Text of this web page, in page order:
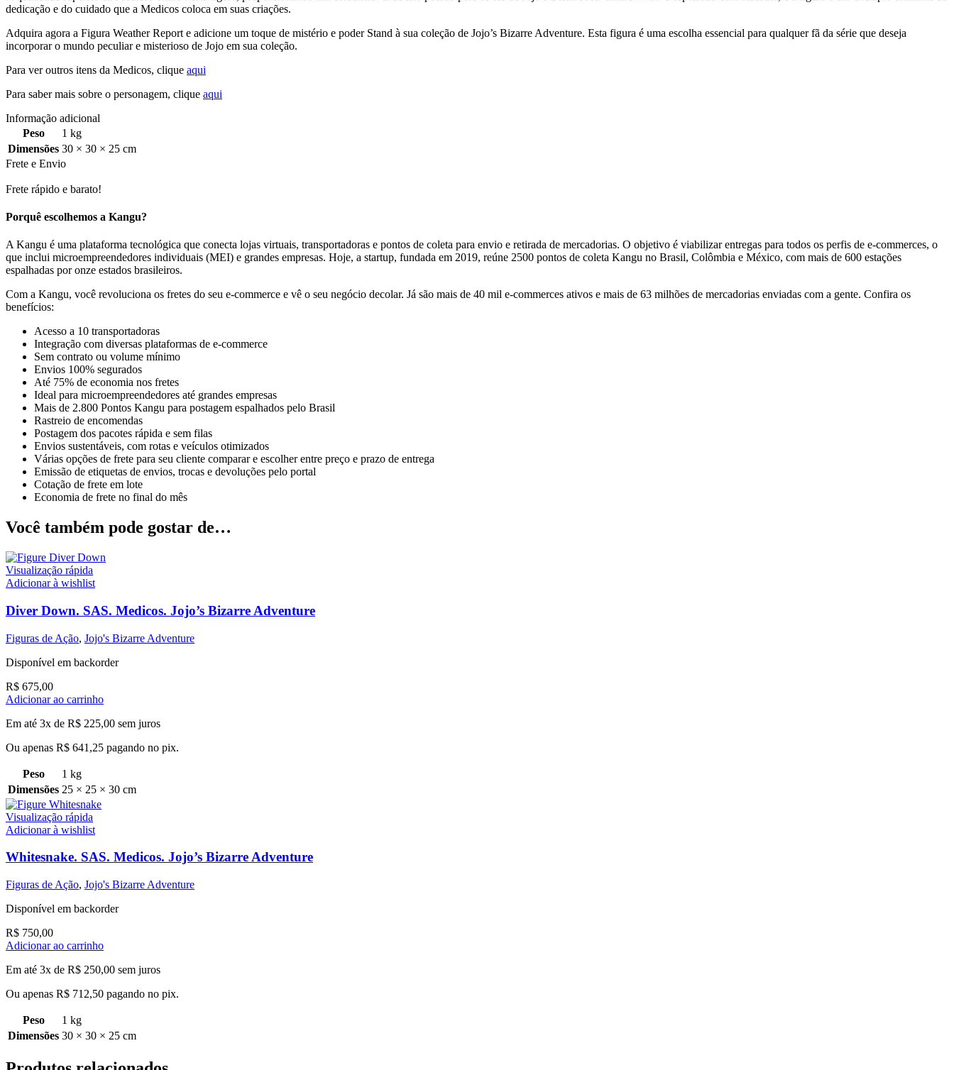
dedicação e do cuidado que a Medicos coloca em suas criações.
Adquira agora a Figura Weather Report e adicione um toque de mistério e poder Stand à sua coleção de Jojo’s Bizarre Adventure. Esta figura é uma escolha essencial para qualquer fã da série que deseja
incorporar o mundo peculiar e misterioso de Jojo em sua coleção.
Para ver outros itens da Medicos, clique aqui
Para saber mais sobre o personagem, clique aqui
Informação adicional
Peso
1 kg
Dimensões 30 × 30 × 25 cm
Frete e Envio
Frete rápido e barato!
Porquê escolhemos a Kangu?
A Kangu é uma plataforma tecnológica que conecta lojas virtuais, transportadoras e pontos de coleta para envio e retirada de mercadorias. O objetivo é viabilizar entregas para todos os perfis de e-commerces, o
que inclui microempreendedores individuais (MEI) e grandes empresas. Hoje, a startup, fundada em 2019, reúne 2500 pontos de coleta Kangu no Brasil, Colômbia e México, com mais de 600 estações
espalhadas por onze estados brasileiros.
Com a Kangu, você revoluciona os fretes do seu e-commerce e vê o seu negócio decolar. Já são mais de 40 mil e-commerces ativos e mais de 63 milhões de mercadorias enviadas com a gente. Confira os
benefícios:
Acesso a 10 transportadoras
Integração com diversas plataformas de e-commerce
Sem contrato ou volume mínimo
Envios 100% segurados
Até 75% de economia nos fretes
Ideal para microempreendedores até grandes empresas
Mais de 2.800 Pontos Kangu para postagem espalhados pelo Brasil
Rastreio de encomendas
Postagem dos pacotes rápida e sem filas
Envios sustentáveis, com rotas e veículos otimizados
Várias opções de frete para seu cliente comparar e escolher entre preço e prazo de entrega
Emissão de etiquetas de envios, trocas e devoluções pelo portal
Cotação de frete em lote
Economia de frete no final do mês
Você também pode gostar de…
Visualização rápida
Adicionar à wishlist
Diver Down. SAS. Medicos. Jojo’s Bizarre Adventure
Figuras de Ação, Jojo's Bizarre Adventure
Disponível em backorder
R$ 675,00
Adicionar ao carrinho
Em até 3x de R$ 225,00 sem juros
Ou apenas R$ 641,25 pagando no pix.
Peso
1 kg
Dimensões 25 × 25 × 30 cm
Visualização rápida
Adicionar à wishlist
Whitesnake. SAS. Medicos. Jojo’s Bizarre Adventure
Figuras de Ação, Jojo's Bizarre Adventure
Disponível em backorder
R$ 750,00
Adicionar ao carrinho
Em até 3x de R$ 250,00 sem juros
Ou apenas R$ 712,50 pagando no pix.
Peso
1 kg
Dimensões 30 × 30 × 25 cm